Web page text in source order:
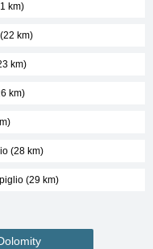
km)
km)
km)
km)
(28 km)
(29 km)